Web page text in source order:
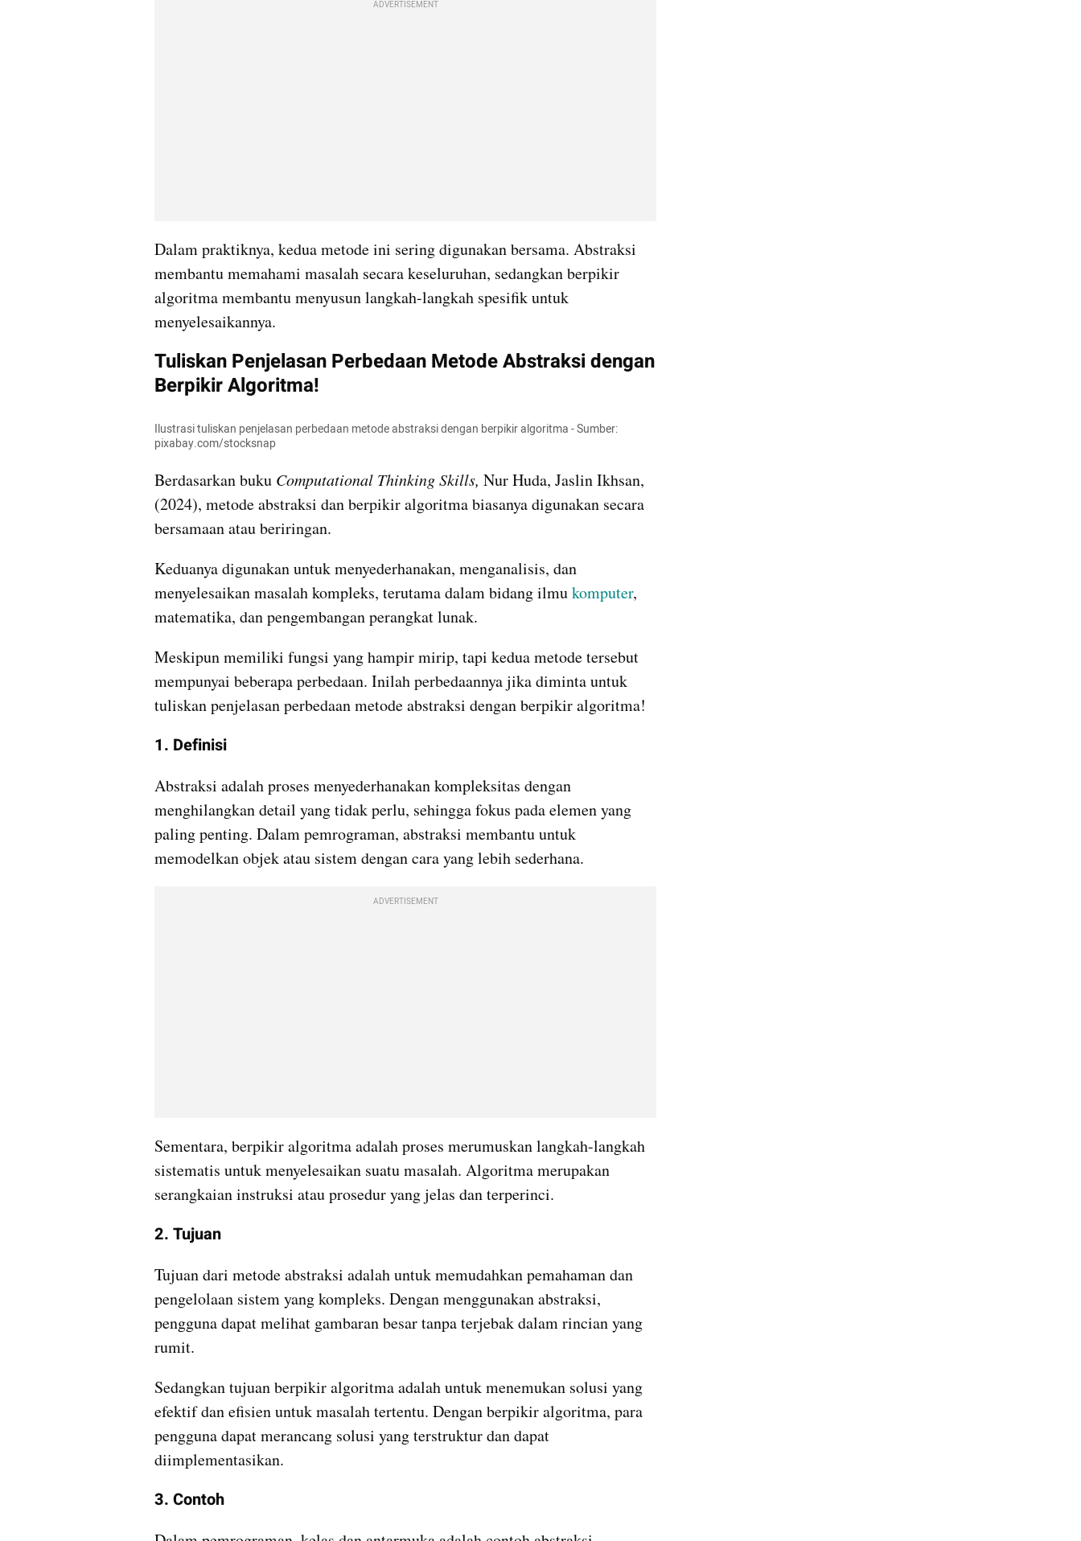
ADVERTISEMENT
Dalam praktiknya, kedua metode ini sering digunakan bersama. Abstraksi
membantu memahami masalah secara keseluruhan, sedangkan berpikir
algoritma membantu menyusun langkah-langkah spesifik untuk
menyelesaikannya.
Tuliskan Penjelasan Perbedaan Metode Abstraksi dengan
Berpikir Algoritma!
Ilustrasi tuliskan penjelasan perbedaan metode abstraksi dengan berpikir algoritma - Sumber:
pixabay.com/stocksnap
Berdasarkan buku Computational Thinking Skills, Nur Huda, Jaslin Ikhsan,
(2024), metode abstraksi dan berpikir algoritma biasanya digunakan secara
bersamaan atau beriringan.
Keduanya digunakan untuk menyederhanakan, menganalisis, dan
menyelesaikan masalah kompleks, terutama dalam bidang ilmu komputer,
matematika, dan pengembangan perangkat lunak.
Meskipun memiliki fungsi yang hampir mirip, tapi kedua metode tersebut
mempunyai beberapa perbedaan. Inilah perbedaannya jika diminta untuk
tuliskan penjelasan perbedaan metode abstraksi dengan berpikir algoritma!
1. Definisi
Abstraksi adalah proses menyederhanakan kompleksitas dengan
menghilangkan detail yang tidak perlu, sehingga fokus pada elemen yang
paling penting. Dalam pemrograman, abstraksi membantu untuk
memodelkan objek atau sistem dengan cara yang lebih sederhana.
ADVERTISEMENT
Sementara, berpikir algoritma adalah proses merumuskan langkah-langkah
sistematis untuk menyelesaikan suatu masalah. Algoritma merupakan
serangkaian instruksi atau prosedur yang jelas dan terperinci.
2. Tujuan
Tujuan dari metode abstraksi adalah untuk memudahkan pemahaman dan
pengelolaan sistem yang kompleks. Dengan menggunakan abstraksi,
pengguna dapat melihat gambaran besar tanpa terjebak dalam rincian yang
rumit.
Sedangkan tujuan berpikir algoritma adalah untuk menemukan solusi yang
efektif dan efisien untuk masalah tertentu. Dengan berpikir algoritma, para
pengguna dapat merancang solusi yang terstruktur dan dapat
diimplementasikan.
3. Contoh